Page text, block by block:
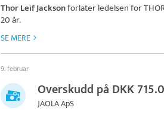
Thor Leif Jacksonforlater ledelsen for
20 år.
SE MERE
9. februar
Overskudd på DKK
JAOLA ApS